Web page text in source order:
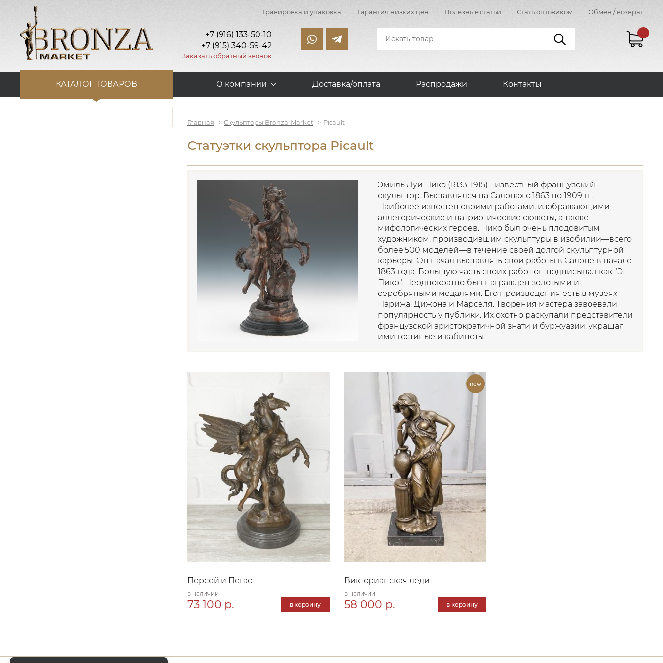
Гравировка и упаковка Гарантия низких цен Полезные статьи Стать оптовиком Обмен / возврат
+7 (916) 133-50-10
+7 (915) 340-59-42
Заказать обратный звонок
...
КАТАЛОГ ТОВАРОВ О компании Доставка/оплата Распродажи Контакты
Главная Скульпторы Bronza-Market Picault
Статуэтки скульптора Picault
Эмиль Луи Пико (1833-1915) - известный французский
скульптор. Выставлялся на Салонах с 1863 по 1909 гг..
Наиболее известен своими работами, изображающими
аллегорические и патриотические сюжеты, а также
мифологических героев. Пико был очень плодовитым
художником, производившим скульптуры в изобилии—всего
более 500 моделей—в течение своей долгой скульптурной
карьеры. Он начал выставлять свои работы в Салоне в начале
1863 года. Большую часть своих работ он подписывал как "Э.
Пико". Неоднократно был награжден золотыми и
серебряными медалями. Его произведения есть в музеях
Парижа, Дижона и Марселя. Творения мастера завоевали
популярность у публики. Их охотно раскупали представители
французской аристократичной знати и буржуазии, украшая
ими гостиные и кабинеты.
Персей и Пегас
в наличии
73 100 р. в корзину
Викторианская леди
в наличии
58 000 р. в корзину